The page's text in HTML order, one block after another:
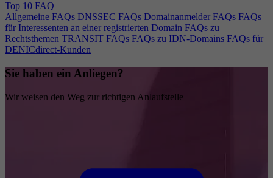
Top 10 FAQ
Allgemeine FAQs DNSSEC FAQs Domainanmelder FAQs FAQs
für Interessenten an einer registrierten Domain FAQs zu
Rechtsthemen TRANSIT FAQs FAQs zu IDN-Domains FAQs für
DENICdirect-Kunden
Sie haben ein Anliegen?
Wir weisen den Weg zur richtigen Anlaufstelle